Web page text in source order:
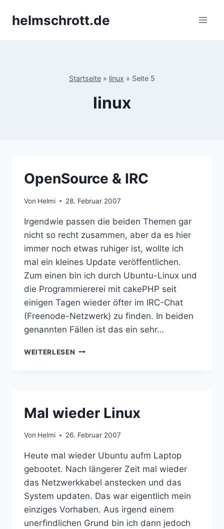
Inhalthelmschrott.de
Startseite » linux » Seite 5
linux
OpenSource & IRC
Von Helmi 28. Februar 2007
Irgendwie passen die beiden Themen gar
nicht so recht zusammen, aber da es hier
immer noch etwas ruhiger ist, wollte ich
mal ein kleines Update veröffentlichen.
Zum einen bin ich durch Ubuntu-Linux und
die Programmiererei mit cakePHP seit
einigen Tagen wieder öfter im IRC-Chat
(Freenode-Netzwerk) zu finden. In beiden
genannten Fällen ist das ein sehr…
WEITERLESEN OPENSOURCE
Mal wieder Linux
Von Helmi 26. Februar 2007
Heute mal wieder Ubuntu aufm Laptop
gebootet. Nach längerer Zeit mal wieder
das Netzwerkkabel anstecken und das
System updaten. Das war eigentlich mein
einziges Vorhaben. Aus irgend einem
unerfindlichen Grund bin ich dann jedoch